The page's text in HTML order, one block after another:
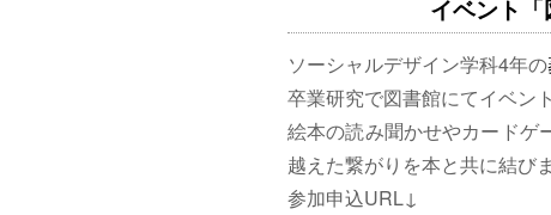
イベント
ソーシャルデザイン学科4年の
卒業研究で図書館にてイベン
絵本の読み聞かせやカードゲ
越えた繋がりを本と共に結び
参加申込URL↓